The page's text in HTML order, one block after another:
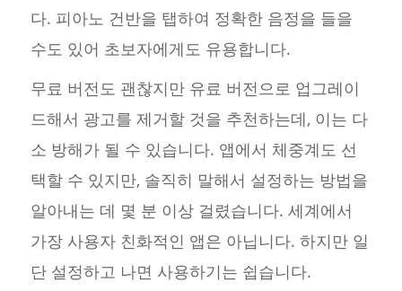
다. 피아노 건반을 탭하여 정확한 음정을 들을
수도 있어 초보자에게도 유용합니다.
무료 버전도 괜찮지만 유료 버전으로 업그레이
드해서 광고를 제거할 것을 추천하는데, 이는 다
소 방해가 될 수 있습니다. 앱에서 체중계도 선
택할 수 있지만, 솔직히 말해서 설정하는 방법을
알아내는 데 몇 분 이상 걸렸습니다. 세계에서
가장 사용자 친화적인 앱은 아닙니다. 하지만 일
단 설정하고 나면 사용하기는 쉽습니다.